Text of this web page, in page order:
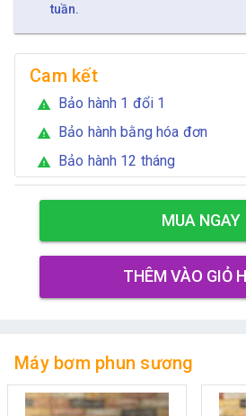
tuần.
Cam kết
warning Bảo hành 1 đổi 1
warning Bảo hành bằng hóa đơn
warning Bảo hành 12 tháng
MUA NGAY
THÊM VÀO GIỎ
Máy bơm phun sương